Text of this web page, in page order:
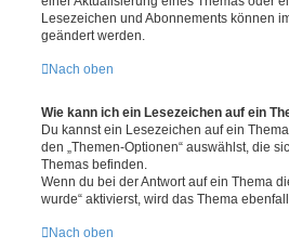
Lesezeichen und Abonnements können
geändert werden.
Nach oben
Wie kann ich ein Lesezeichen auf ein
Du kannst ein Lesezeichen auf ein
den „Themen-Optionen“ auswählst, die
Themas befinden.
Wenn du bei der Antwort auf ein Thema
wurde“ aktivierst, wird das Thema
Nach oben